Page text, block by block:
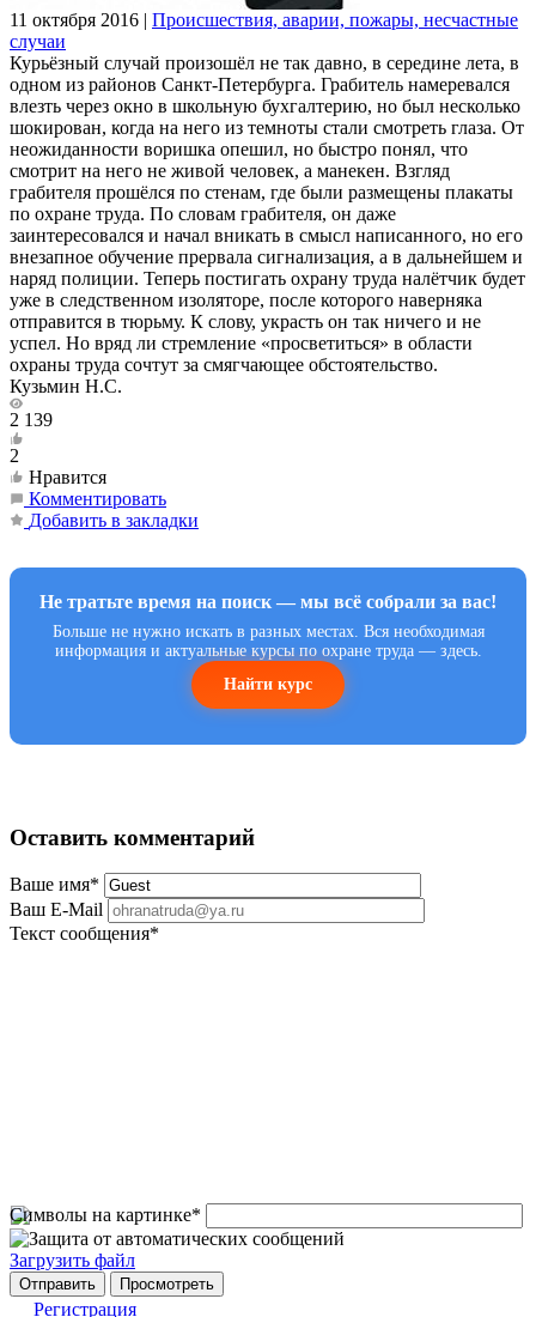
11 октября 2016 | Происшествия, аварии, пожары, несчастные
случаи
Курьёзный случай произошёл не так давно, в середине лета, в
одном из районов Санкт-Петербурга. Грабитель намеревался
влезть через окно в школьную бухгалтерию, но был несколько
шокирован, когда на него из темноты стали смотреть глаза. От
неожиданности воришка опешил, но быстро понял, что
смотрит на него не живой человек, а манекен. Взгляд
грабителя прошёлся по стенам, где были размещены плакаты
по охране труда. По словам грабителя, он даже
заинтересовался и начал вникать в смысл написанного, но его
внезапное обучение прервала сигнализация, а в дальнейшем и
наряд полиции. Теперь постигать охрану труда налётчик будет
уже в следственном изоляторе, после которого наверняка
отправится в тюрьму. К слову, украсть он так ничего и не
успел. Но вряд ли стремление «просветиться» в области
охраны труда сочтут за смягчающее обстоятельство.
Кузьмин Н.С.
2 139
2
Нравится
Комментировать
Добавить в закладки
Не тратьте время на поиск — мы всё собрали за вас!
Больше не нужно искать в разных местах. Вся необходимая
информация и актуальные курсы по охране труда — здесь.
Найти курс
Оставить комментарий
Ваше имя*
Ваш E-Mail
Текст сообщения*
Символы на картинке*
Загрузить файл
Регистрация